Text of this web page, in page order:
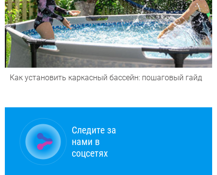
Как установить каркасный бассейн: пошаговый гайд
Следите за
нами в
соцсетях